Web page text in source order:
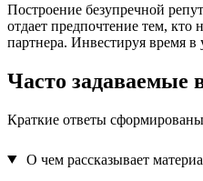
Построение безупречной
отдает предпочтение тем, кто
партнера. Инвестируя время в
Часто задаваемые
Краткие ответы
О чем рассказывает